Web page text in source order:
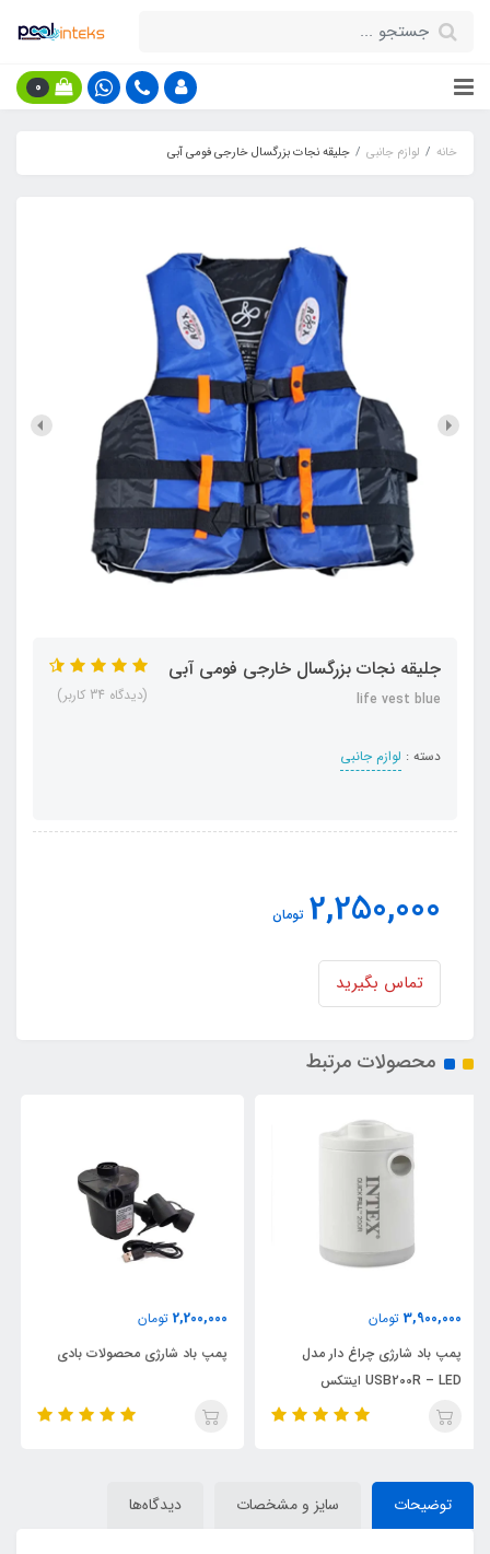
0
خانه لوازم جانبی جلیقه نجات بزرگسال خارجی فومی آبی
جلیقه نجات بزرگسال خارجی فومی آبی
life vest blue
دسته : لوازم جانبی
(دیدگاه 34 کاربر)
2,250,000 تومان
تماس بگیرید
محصولات مرتبط
2,200,000 تومان
پمپ باد شارژی محصولات بادی
9,900,000 تومان
پمپ تصفیه آب فیلتری جدید مدل
توضیحات سایز و مشخصات دیدگاه‌ها